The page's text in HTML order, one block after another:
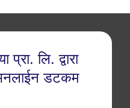
प्रा. लि. द्वारा
डटकम